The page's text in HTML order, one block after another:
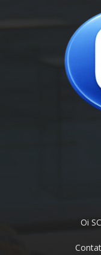
Oi